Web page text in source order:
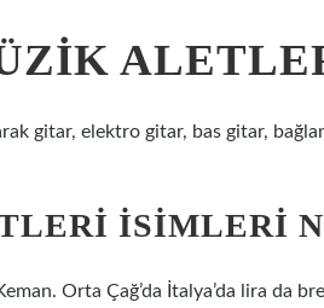
gitar, elektro gitar, bas gitar,
ISIMLERI
Orta Çağ’da İtalya’da lira da